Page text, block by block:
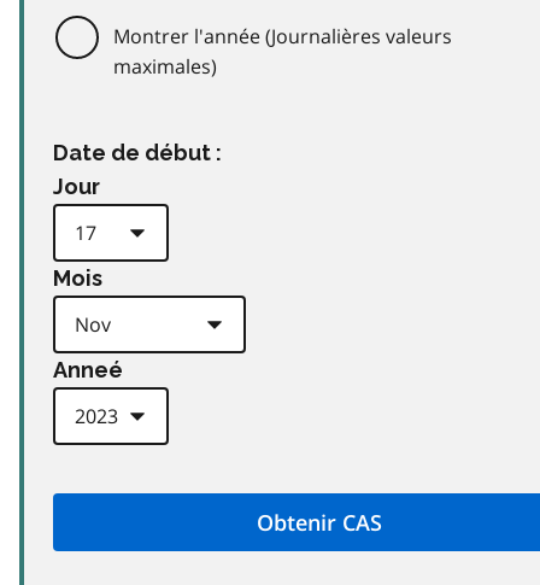
Montrer l'année (Journalières valeurs
maximales)
Date de début :
Jour
Mois
Anneé